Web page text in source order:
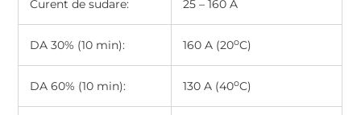
Curent de sudare: 25 – 160 A
DA 30% (10 min): 160 A (20oC)
DA 60% (10 min): 130 A (40oC)